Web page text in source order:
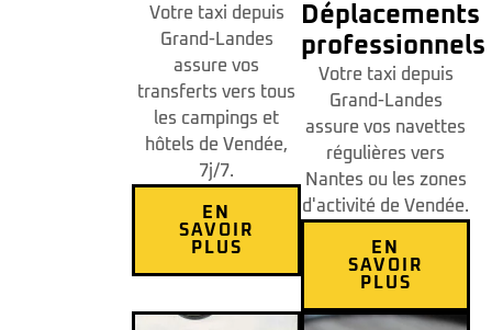
Votre taxi depuis
Grand-Landes
assure vos
transferts vers tous
les campings et
hôtels de Vendée,
7j/7.
EN
SAVOIR
PLUS
Déplacements
professionnels
Votre taxi depuis
Grand-Landes
assure vos navettes
régulières vers
Nantes ou les zones
d'activité de Vendée.
EN
SAVOIR
PLUS